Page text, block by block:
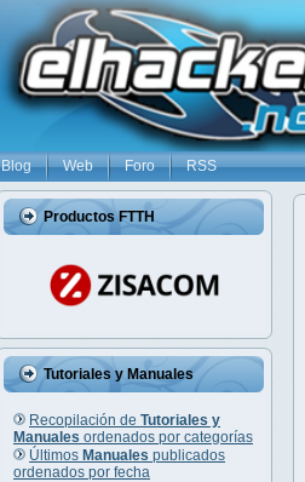
Blog Web Foro RSS
Productos FTTH
Tutoriales y Manuales
Recopilación de Tutoriales y
Manuales ordenados por categorías
Últimos Manuales publicados
ordenados por fecha